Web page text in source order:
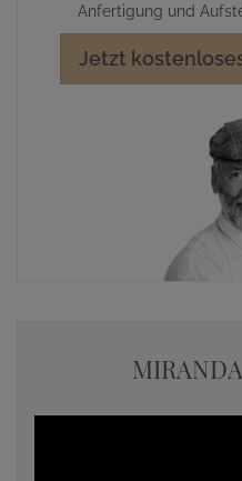
Anfertigung und
Jetzt